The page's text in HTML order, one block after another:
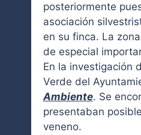
posteriormente
asociación
en su finca. La
de especial
En la investigación
Verde del
Ambiente. Se
presentaban
veneno.